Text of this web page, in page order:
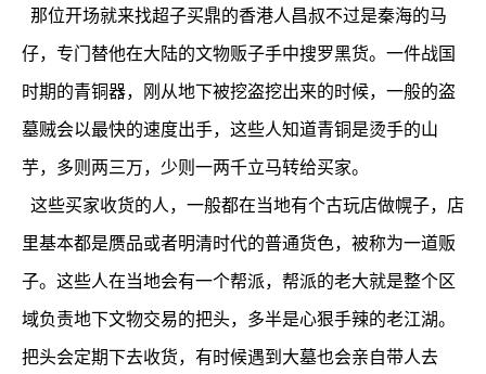
那位开场就来找超子买鼎的香港人昌叔不过是秦海的马
仔，专门替他在大陆的文物贩子手中搜罗黑货。一件战国
时期的青铜器，刚从地下被挖盗挖出来的时候，一般的盗
墓贼会以最快的速度出手，这些人知道青铜是烫手的山
芋，多则两三万，少则一两千立马转给买家。
这些买家收货的人，一般都在当地有个古玩店做幌子，店
里基本都是赝品或者明清时代的普通货色，被称为一道贩
子。这些人在当地会有一个帮派，帮派的老大就是整个区
域负责地下文物交易的把头，多半是心狠手辣的老江湖。
把头会定期下去收货，有时候遇到大墓也会亲自带人去